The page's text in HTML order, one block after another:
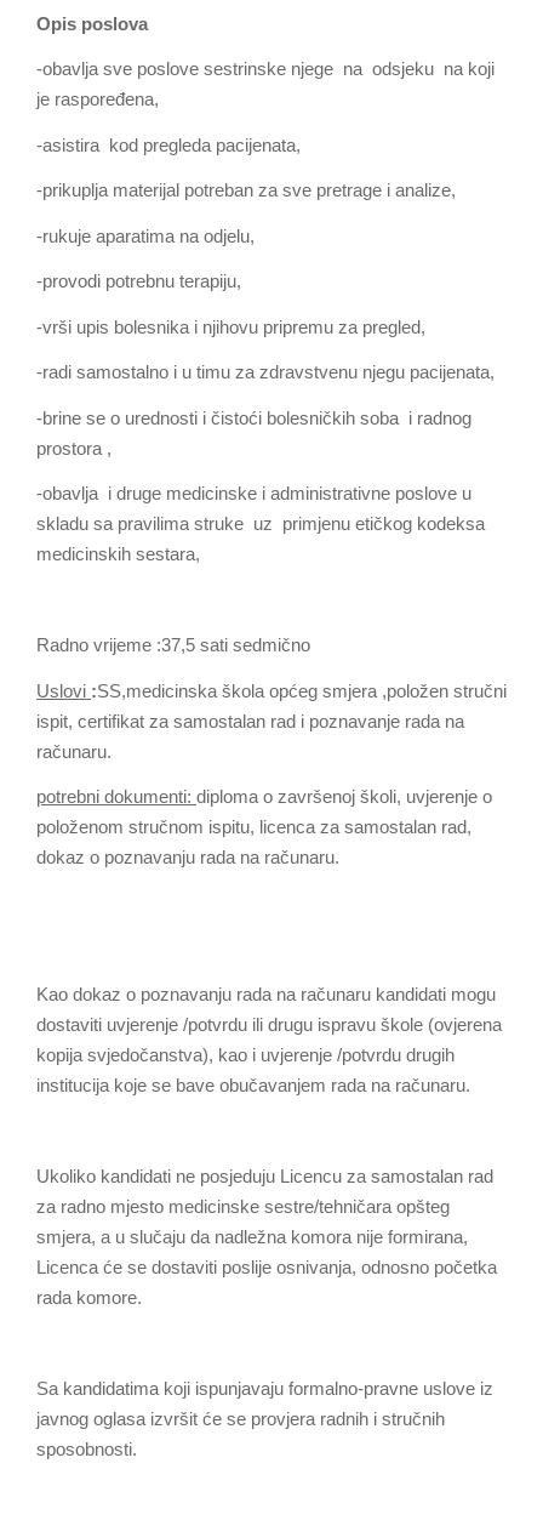
Opis poslova
-obavlja sve poslove sestrinske njege na odsjeku na koji
je raspoređena,
-asistira kod pregleda pacijenata,
-prikuplja materijal potreban za sve pretrage i analize,
-rukuje aparatima na odjelu,
-provodi potrebnu terapiju,
-vrši upis bolesnika i njihovu pripremu za pregled,
-radi samostalno i u timu za zdravstvenu njegu pacijenata,
-brine se o urednosti i čistoći bolesničkih soba i radnog
prostora ,
-obavlja i druge medicinske i administrativne poslove u
skladu sa pravilima struke uz primjenu etičkog kodeksa
medicinskih sestara,
Radno vrijeme :37,5 sati sedmično
Uslovi :SS,medicinska škola općeg smjera ,položen stručni
ispit, certifikat za samostalan rad i poznavanje rada na
računaru.
potrebni dokumenti: diploma o završenoj školi, uvjerenje o
položenom stručnom ispitu, licenca za samostalan rad,
dokaz o poznavanju rada na računaru.
Kao dokaz o poznavanju rada na računaru kandidati mogu
dostaviti uvjerenje /potvrdu ili drugu ispravu škole (ovjerena
kopija svjedočanstva), kao i uvjerenje /potvrdu drugih
institucija koje se bave obučavanjem rada na računaru.
Ukoliko kandidati ne posjeduju Licencu za samostalan rad
za radno mjesto medicinske sestre/tehničara opšteg
smjera, a u slučaju da nadležna komora nije formirana,
Licenca će se dostaviti poslije osnivanja, odnosno početka
rada komore.
Sa kandidatima koji ispunjavaju formalno-pravne uslove iz
javnog oglasa izvršit će se provjera radnih i stručnih
sposobnosti.